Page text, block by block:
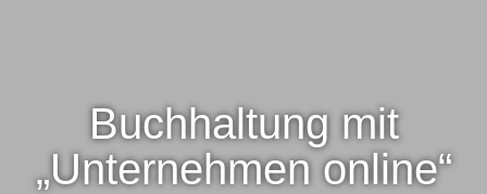
Buchhaltung mit
„Unternehmen online“